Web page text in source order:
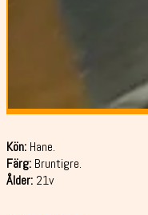
Kön: Hane.
Färg: Bruntigre.
Ålder: 21v